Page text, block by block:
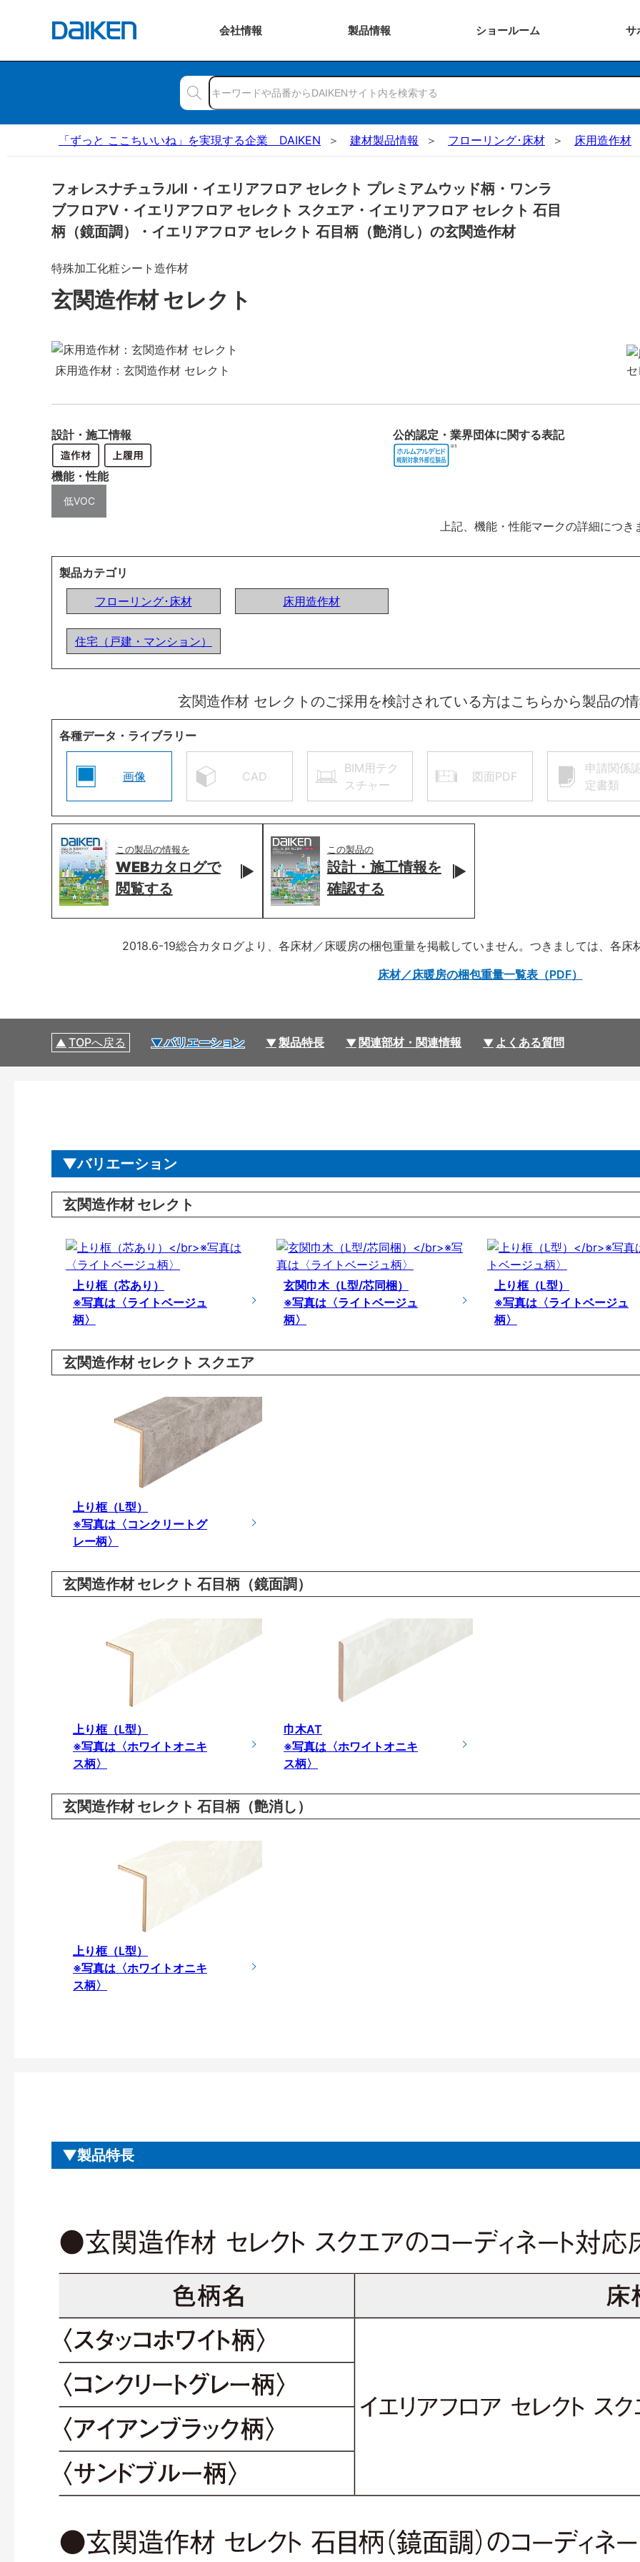
会社情報 製品情報 ショールーム サ
「ずっと ここちいいね」を実現する企業 DAIKEN 建材製品情報 フローリング･床材 床用造作材
フォレスナチュラルⅡ・イエリアフロア セレクト プレミアムウッド柄・ワンラ
ブフロアⅤ・イエリアフロア セレクト スクエア・イエリアフロア セレクト 石目
柄（鏡面調）・イエリアフロア セレクト 石目柄（艶消し）の玄関造作材
特殊加工化粧シート造作材
玄関造作材 セレクト
床用造作材：玄関造作材 セレクト
設計・施工情報 公的認定・業界団体に関する表記
機能・性能
低VOC
上記、機能・性能マークの詳細につき
製品カテゴリ
フローリング･床材
床用造作材
住宅（戸建・マンション）
玄関造作材 セレクトのご採用を検討されている方はこちらから製品の
各種データ・ライブラリー
画像 CAD
BIM用テク
スチャー
図面PDF
申請関係
定書類
この製品の情報を
WEBカタログで
閲覧する
この製品の
設計・施工情報を
確認する
2018.6-19総合カタログより、各床材／床暖房の梱包重量を掲載していません。つきましては、各床
床材／床暖房の梱包重量一覧表（PDF）
TOPへ戻る バリエーション 製品特長 関連部材・関連情報 よくある質問
バリエーション
玄関造作材 セレクト
上り框（芯あり）
※写真は〈ライトベージュ
柄〉
玄関巾木（L型/芯同梱）
※写真は〈ライトベージュ
柄〉
上り框（L型）
※写真は〈ライトベージュ
柄〉
玄関造作材 セレクト スクエア
上り框（L型）
※写真は〈コンクリートグ
レー柄〉
玄関造作材 セレクト 石目柄（鏡面調）
上り框（L型）
※写真は〈ホワイトオニキ
ス柄〉
巾木AT
※写真は〈ホワイトオニキ
ス柄〉
玄関造作材 セレクト 石目柄（艶消し）
上り框（L型）
※写真は〈ホワイトオニキ
ス柄〉
製品特長